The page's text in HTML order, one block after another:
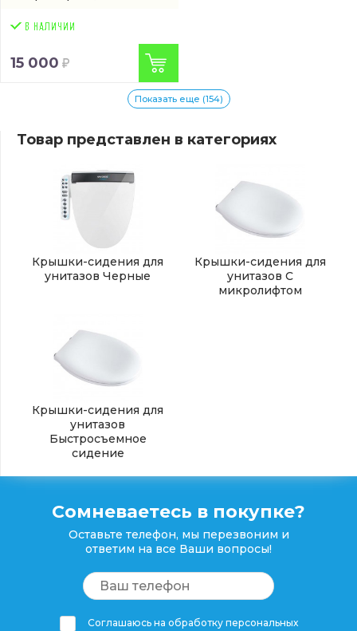
15 000
Показать еще (154)
Товар представлен в категориях
Крышки-сидения для
унитазов Черные
Крышки-сидения для
унитазов С
микролифтом
Крышки-сидения для
унитазов
Быстросъемное
сидение
Сомневаетесь в покупке?
Оставьте телефон, мы перезвоним и
ответим на все Ваши вопросы!
Соглашаюсь на обработку персональных